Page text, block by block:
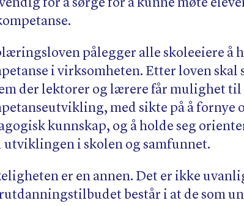
for å sørge for å kunne møte
pålegger alle skoleeiere å
i virksomheten. Etter loven skal
der lektorer og lærere får mulighet
med sikte på å fornye
kunnskap, og å holde seg
utviklingen i skolen og samfunnet.
er en annen. Det er ikke
består i at de som